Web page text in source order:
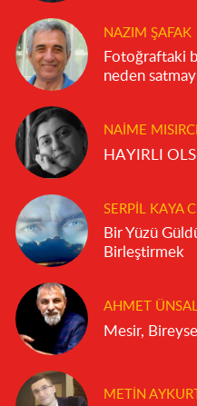
NAZIM ŞAFAK
Fotoğraftaki
neden
NAIME
SERPIL KAYA
Bir Yüzü
Birleştirmek
AHMET
Mesir,
METIN AYKURT